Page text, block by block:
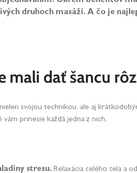
druhoch masáží. A čo je
mali dať šancu
svojou technikou, ale aj
prinesie každá jedna z nich.
stresu. Relaxácia celého tela a